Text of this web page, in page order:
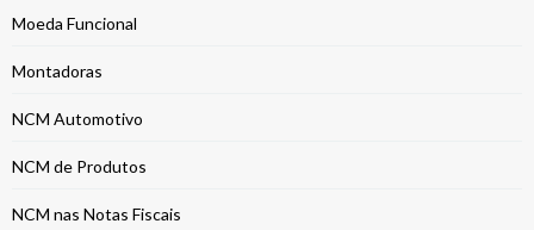
Moeda Funcional
Montadoras
NCM Automotivo
NCM de Produtos
NCM nas Notas Fiscais